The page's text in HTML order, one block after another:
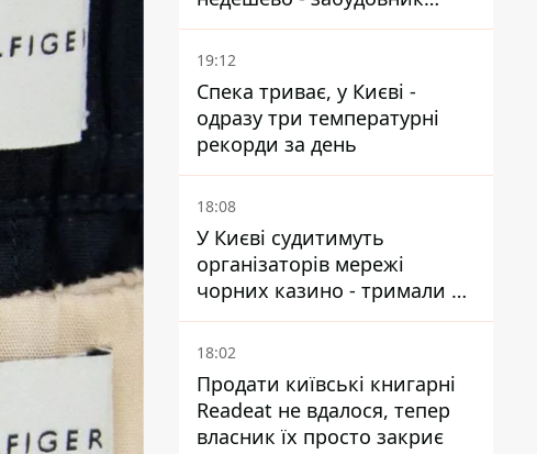
Ніконов
19:12
Спека триває, у Києві -
одразу три температурні
рекорди за день
18:08
У Києві судитимуть
організаторів мережі
чорних казино - тримали 39
закладів
18:02
Продати київські книгарні
Readeat не вдалося, тепер
власник їх просто закриє